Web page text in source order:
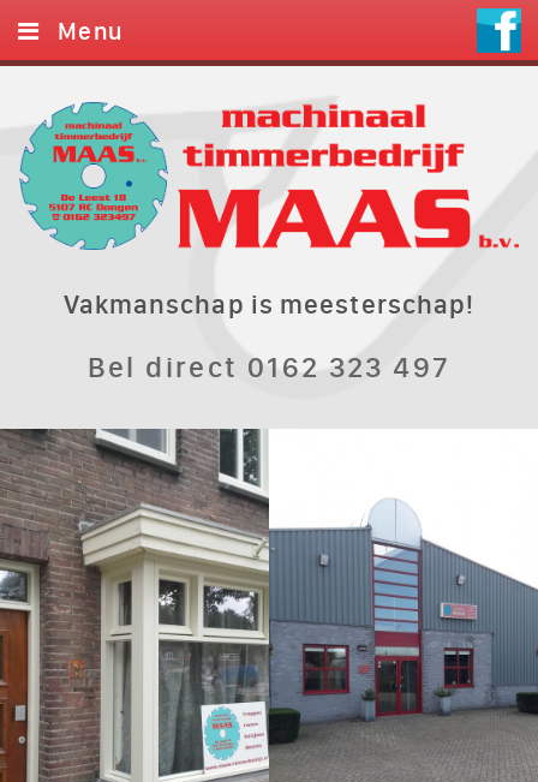
Vakmanschap is meesterschap!
Bel direct 0162 323 497
Menu
Diensten
Foto’s
Referenties
Contact